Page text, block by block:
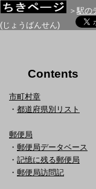
＞ 駅の
(じょうばんせん)
Contents
市町村章
・ 都道府県別リスト
郵便局
・ 郵便局データベース
・ 記憶に残る郵便局
・ 郵便局訪問記